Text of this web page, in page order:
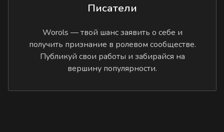
Писатели
Worols — твой шанс заявить о себе и
получить признание в ролевом сообществе.
Публикуй свои работы и забирайся на
вершину популярности.